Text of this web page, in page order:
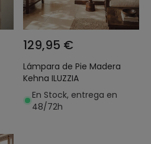
129,95 €
Lámpara de Pie Madera
Kehna ILUZZIA
En Stock, entrega en
48/72h